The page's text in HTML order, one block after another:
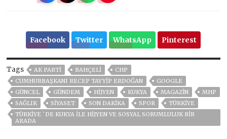
Facebook Twitter WhatsApp Pinterest
Tags AK PARTİ BAHÇELİ
CHP
CUMHURBAŞKANI RECEP TAYYIP ERDOĞAN
GOOGLE
GÜNCEL
GÜNDEM HİJYEN KUKYA MAGAZİN
MHP
SAĞLIK
SİYASET SON DAKIKA SPOR
TÜRKİYE
TÜRKİYE `DE KUKYA İLE HİJYEN VE SOSYAL SORUMLULUK BİR
ARADA